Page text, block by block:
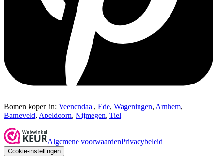
Bomen kopen in: Veenendaal, Ede, Wageningen, Arnhem,
Barneveld, Apeldoorn, Nijmegen, Tiel
Algemene voorwaardenPrivacybeleid
Cookie-instellingen